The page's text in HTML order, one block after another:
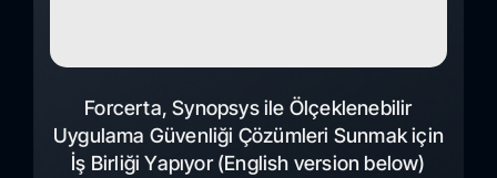
Forcerta, Synopsys ile Ölçeklenebilir
Uygulama Güvenliği Çözümleri Sunmak için
İş Birliği Yapıyor (English version below)